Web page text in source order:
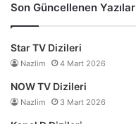
Son Güncellenen Yazılar
Star TV Dizileri
Nazlim 4 Mart 2026
NOW TV Dizileri
Nazlim 3 Mart 2026